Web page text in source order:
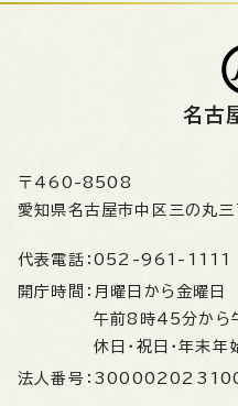
名古
〒460-8508
愛知県名古屋市中区三の丸
代表電話： 052-961-1111
開庁時間： 月曜日から金曜日
午前8時45分から
休日・祝日・年末年
法人番号：